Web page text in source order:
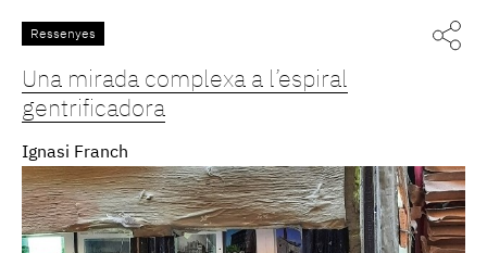
Ressenyes
Una mirada complexa a l’espiral
gentrificadora
Ignasi Franch